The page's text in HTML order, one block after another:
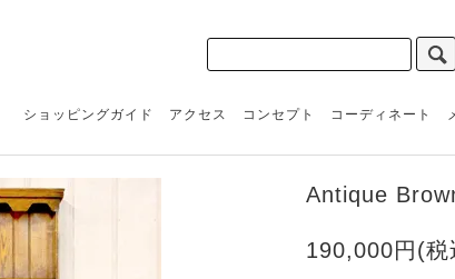
ショッピングガイド アクセス コンセプト コーディネート
Antique
190,000円(